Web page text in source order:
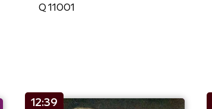
Q 11001
12:39